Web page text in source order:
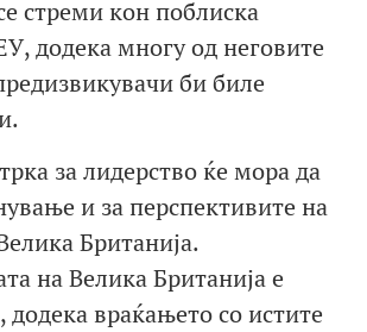
стреми кон поблиска
додека многу од неговите
би биле
за лидерство ќе мора да
и за перспективите на
Британија.
на Велика Британија е
враќањето со истите